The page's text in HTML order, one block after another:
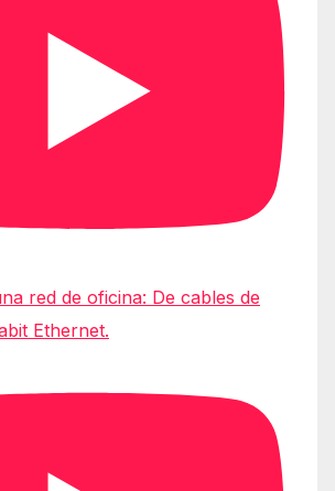
red de oficina: De cables de
Ethernet.